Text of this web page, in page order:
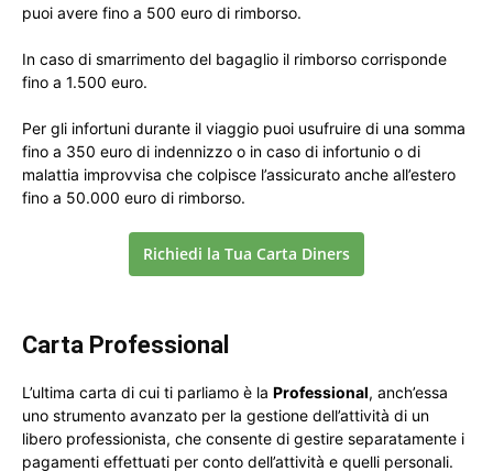
puoi avere fino a 500 euro di rimborso.
In caso di smarrimento del bagaglio il rimborso corrisponde
fino a 1.500 euro.
Per gli infortuni durante il viaggio puoi usufruire di una somma
fino a 350 euro di indennizzo o in caso di infortunio o di
malattia improvvisa che colpisce l’assicurato anche all’estero
fino a 50.000 euro di rimborso.
Richiedi la Tua Carta Diners
Carta Professional
L’ultima carta di cui ti parliamo è la Professional, anch’essa
uno strumento avanzato per la gestione dell’attività di un
libero professionista, che consente di gestire separatamente i
pagamenti effettuati per conto dell’attività e quelli personali.